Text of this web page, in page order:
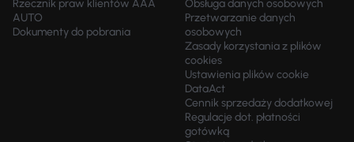
Rzecznik praw klientów AAA
AUTO
Dokumenty do pobrania
Obsługa danych osobowych
Przetwarzanie danych
osobowych
Zasady korzystania z plików
cookies
Ustawienia plików cookie
DataAct
Cennik sprzedaży dodatkowej
Regulacje dot. płatności
gotówką